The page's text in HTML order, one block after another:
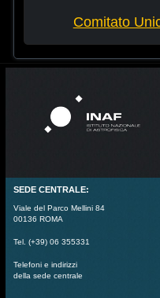
Comitato
SEDE CENTRALE:
Viale del Parco Mellini 84
00136 ROMA
Tel. (+39) 06 355331
Telefoni e indirizzi
della sede centrale